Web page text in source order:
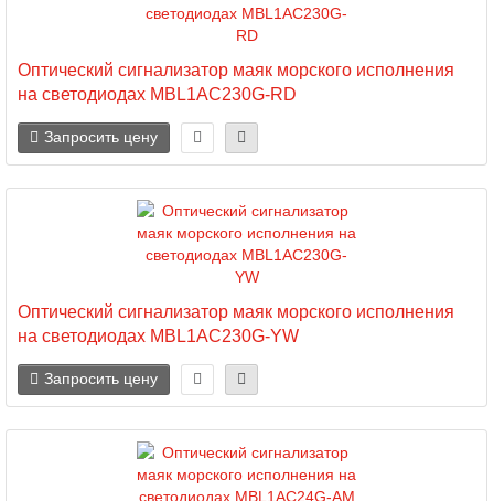
Оптический сигнализатор маяк морского исполнения
на светодиодах MBL1AC230G-RD
Запросить цену
Оптический сигнализатор маяк морского исполнения
на светодиодах MBL1AC230G-YW
Запросить цену